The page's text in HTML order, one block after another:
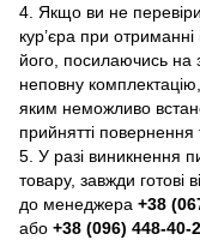
4. Якщо ви не
кур’єра при
його, посилаючись на
неповну комплектацію,
яким неможливо
прийнятті
5. У разі виникнення
товару, завжди готові
до менеджера +38
або +38 (096) 448-40-